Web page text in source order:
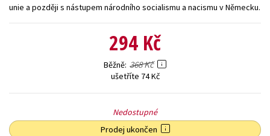
unie a později s nástupem národního socialismu a nacismu v Německu.
294 Kč
Běžně 368 Kč
ušetříte 74 Kč
Nedostupné
Prodej ukončen